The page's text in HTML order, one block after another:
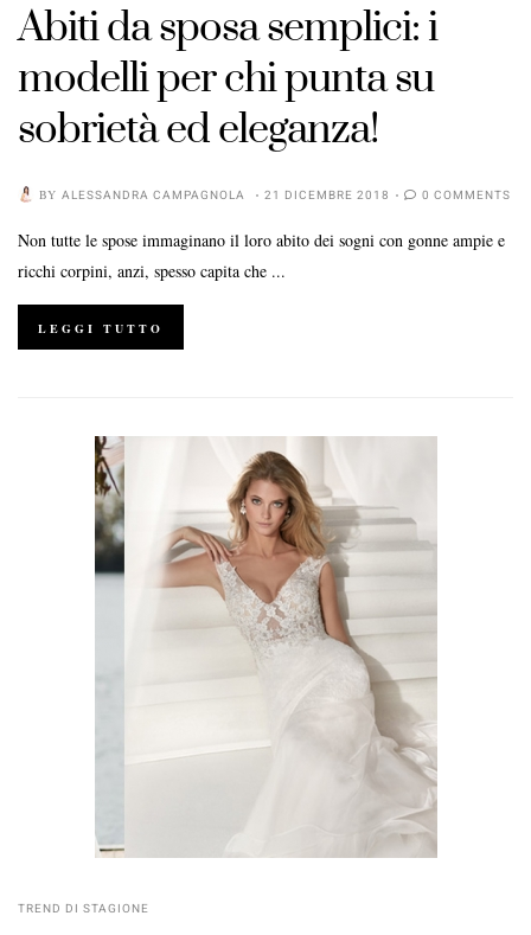
Abiti da sposa semplici: i
modelli per chi punta su
sobrietà ed eleganza!
BY ALESSANDRA CAMPAGNOLA 21 DICEMBRE 2018 0 COMMENTS
Non tutte le spose immaginano il loro abito dei sogni con gonne ampie e
ricchi corpini, anzi, spesso capita che ...
LEGGI TUTTO
TREND DI STAGIONE